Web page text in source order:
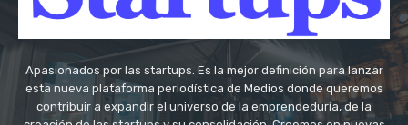
Apasionados por las startups. Es la mejor definición para lanzar
esta nueva plataforma periodística de Medios donde queremos
contribuir a expandir el universo de la emprendeduría, de la